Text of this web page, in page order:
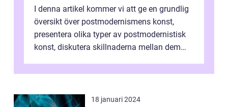
I denna artikel kommer vi att ge en grundlig
översikt över postmodernismens konst,
presentera olika typer av postmodernistisk
konst, diskutera skillnaderna mellan dem
18 januari 2024